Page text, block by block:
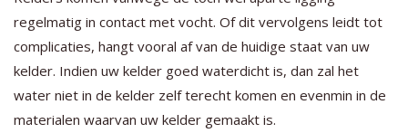
regelmatig in contact met vocht. Of dit vervolgens leidt tot
complicaties, hangt vooral af van de huidige staat van uw
kelder. Indien uw kelder goed waterdicht is, dan zal het
water niet in de kelder zelf terecht komen en evenmin in de
materialen waarvan uw kelder gemaakt is.